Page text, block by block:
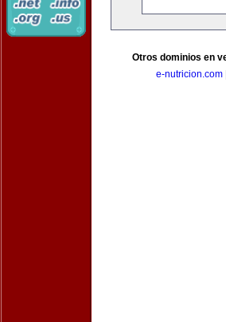
Otros dominios en
e-nutricion.com